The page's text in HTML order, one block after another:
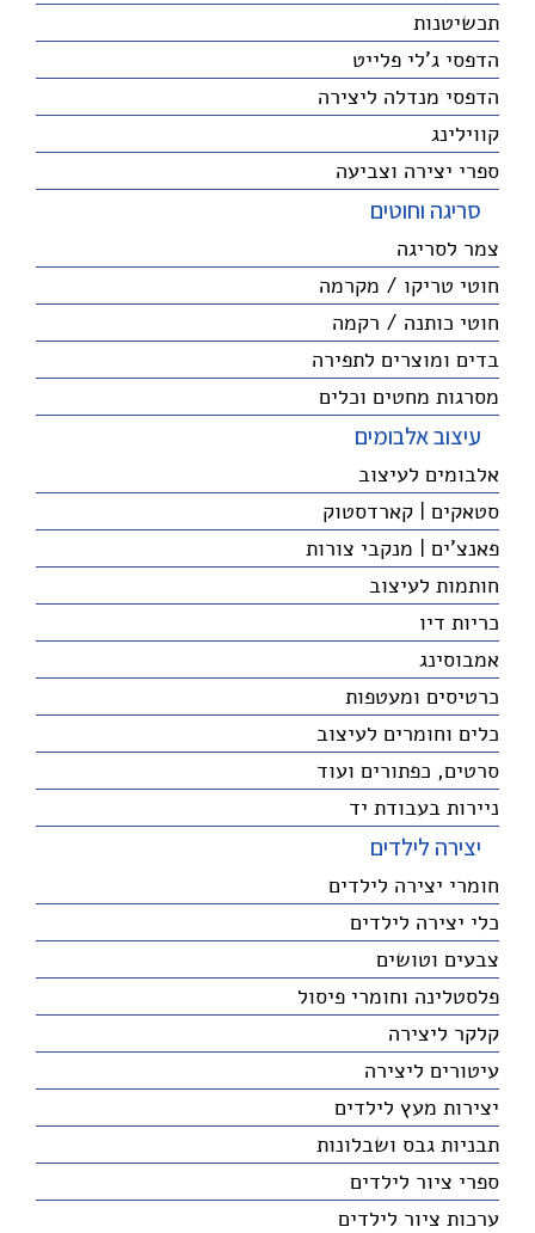
תכשיטנות
הדפסי ג'לי פלייט
הדפסי מנדלה ליצירה
קווילינג
ספרי יצירה וצביעה
סריגה וחוטים
צמר לסריגה
חוטי טריקו / מקרמה
חוטי כותנה / רקמה
בדים ומוצרים לתפירה
מסרגות מחטים וכלים
עיצוב אלבומים
אלבומים לעיצוב
סטאקים | קארדסטוק
פאנצ'ים | מנקבי צורות
חותמות לעיצוב
כריות דיו
אמבוסינג
כרטיסים ומעטפות
כלים וחומרים לעיצוב
סרטים, כפתורים ועוד
ניירות בעבודת יד
יצירה לילדים
חומרי יצירה לילדים
כלי יצירה לילדים
צבעים וטושים
פלסטלינה וחומרי פיסול
קלקר ליצירה
עיטורים ליצירה
יצירות מעץ לילדים
תבניות גבס ושבלונות
ספרי ציור לילדים
ערכות ציור לילדים